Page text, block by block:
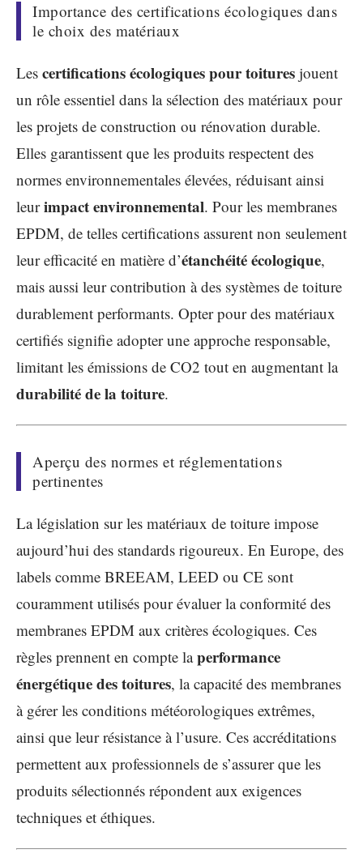
Importance des certifications écologiques dans
le choix des matériaux
Les certifications écologiques pour toitures jouent
un rôle essentiel dans la sélection des matériaux pour
les projets de construction ou rénovation durable.
Elles garantissent que les produits respectent des
normes environnementales élevées, réduisant ainsi
leurimpact environnemental. Pour les membranes
EPDM, de telles certifications assurent non seulement
leur efficacité en matière d’étanchéité écologique,
mais aussi leur contribution à des systèmes de toiture
durablement performants. Opter pour des matériaux
certifiés signifie adopter une approche responsable,
limitant les émissions de CO2 tout en augmentant la
durabilité de la toiture.
Aperçu des normes et réglementations
pertinentes
La législation sur les matériaux de toiture impose
aujourd’hui des standards rigoureux. En Europe, des
labels comme BREEAM, LEED ou CE sont
couramment utilisés pour évaluer la conformité des
membranes EPDM aux critères écologiques. Ces
règles prennent en compte laperformance
énergétique des toitures, la capacité des membranes
à gérer les conditions météorologiques extrêmes,
ainsi que leur résistance à l’usure. Ces accréditations
permettent aux professionnels de s’assurer que les
produits sélectionnés répondent aux exigences
techniques et éthiques.